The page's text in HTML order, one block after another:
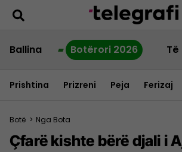
Ballina Botërori 2026
Prishtina Prizreni Peja Ferizaj
Botë > Nga Bota
Çfarë kishte bërë djali i